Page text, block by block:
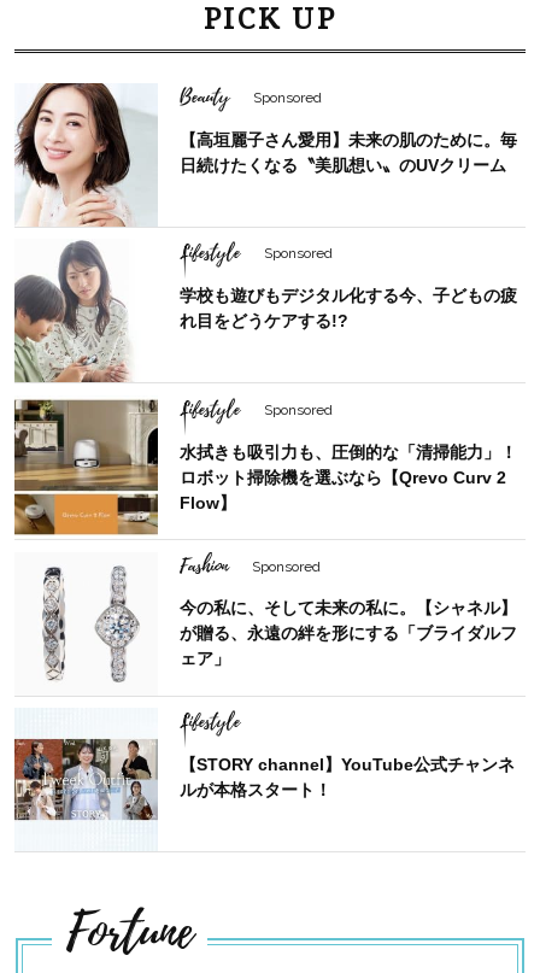
PICK UP
Beauty Sponsored
【高垣麗子さん愛用】未来の肌のために。毎
日続けたくなる〝美肌想い〟のUVクリーム
Lifestyle Sponsored
学校も遊びもデジタル化する今、子どもの疲
れ目をどうケアする!?
Lifestyle Sponsored
水拭きも吸引力も、圧倒的な「清掃能力」！
ロボット掃除機を選ぶなら【Qrevo Curv 2
Flow】
Fashion Sponsored
今の私に、そして未来の私に。【シャネル】
が贈る、永遠の絆を形にする「ブライダルフ
ェア」
Lifestyle
【STORY channel】YouTube公式チャンネ
ルが本格スタート！
Fortune